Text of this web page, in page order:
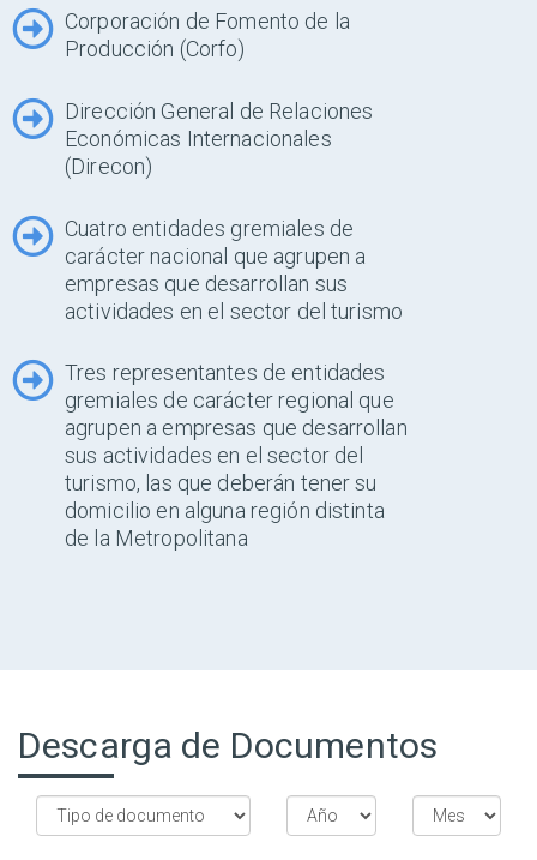
Corporación de Fomento de la
Producción (Corfo)
Dirección General de Relaciones
Económicas Internacionales
(Direcon)
Cuatro entidades gremiales de
carácter nacional que agrupen a
empresas que desarrollan sus
actividades en el sector del turismo
Tres representantes de entidades
gremiales de carácter regional que
agrupen a empresas que desarrollan
sus actividades en el sector del
turismo, las que deberán tener su
domicilio en alguna región distinta
de la Metropolitana
Descarga de Documentos